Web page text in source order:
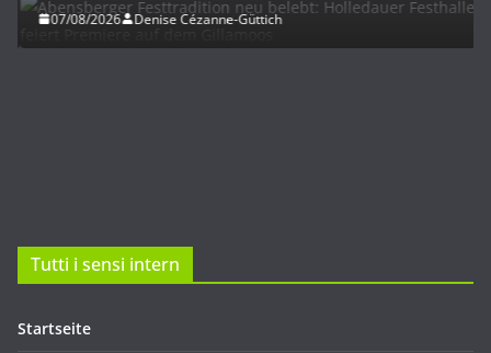
07/08/2026 Denise Cézanne-Güttich
Tutti i sensi intern
Startseite